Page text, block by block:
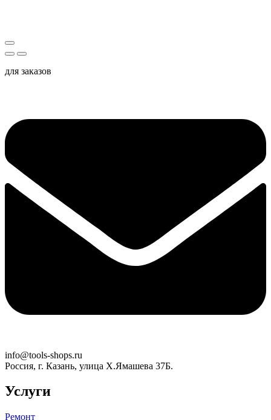
для заказов
info@tools-shops.ru
Россия, г. Казань, улица Х.Ямашева 37Б.
Услуги
Ремонт